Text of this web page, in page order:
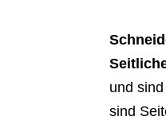
und
sind